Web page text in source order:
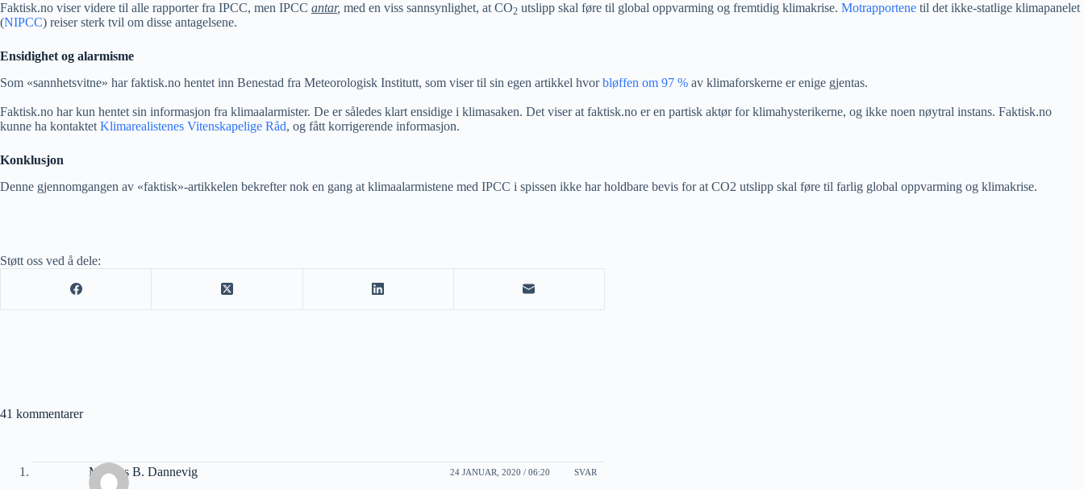
Faktisk.no viser videre til alle rapporter fra IPCC, men IPCC antar, med en viss sannsynlighet, at CO2 utslipp skal føre til global oppvarming og fremtidig klimakrise. Motrapportene til det ikke-statlige klimapanelet
(NIPCC) reiser sterk tvil om disse antagelsene.
Ensidighet og alarmisme
Som «sannhetsvitne» har faktisk.no hentet inn Benestad fra Meteorologisk Institutt, som viser til sin egen artikkel hvorbløffen om 97 % av klimaforskerne er enige gjentas.
Faktisk.no har kun hentet sin informasjon fra klimaalarmister. De er således klart ensidige i klimasaken. Det viser at faktisk.no er en partisk aktør for klimahysterikerne, og ikke noen nøytral instans. Faktisk.no
kunne ha kontaktet Klimarealistenes Vitenskapelige Råd, og fått korrigerende informasjon.
Konklusjon
Denne gjennomgangen av «faktisk»-artikkelen bekrefter nok en gang at klimaalarmistene med IPCC i spissen ikke har holdbare bevis for at CO2 utslipp skal føre til farlig global oppvarming og klimakrise.
Støtt oss ved å dele:
41 kommentarer
Mathias B. Dannevig 24 JANUAR, 2020 / 06:20 SVAR